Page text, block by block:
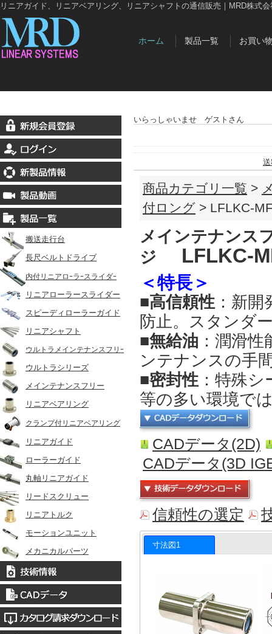
リニアガイド、リニアベアリング、リニアシャフトの通信販売｜MRD株式会
ホーム 製品一覧 お買い
搬送走行台
長尺ベルトドライブ
内付リニアロｰラｰスライダｰ
リニアローラースライダー
スピーディローラーガイド
リニアシャフト
ウルトラメインテナンスフリｰ
ウルトラシリーズ
メインテナンスフリー
リニアベアリング
クランプ付リニアベアリング
リニアガイド
ローラーガイド
丸軸リニアガイド
リードスクリュー
リニアトルク
モーションユニット
メカニカルパーツ
いらっしゃいませ ゲストさん
商品カテゴリ一覧 >
付ロング > LFLKC-
メインテナンス
ジ
LFLKC-
＜特長＞
■高信頼性 ：新
防止。スタンダ
■無給油 ：潤滑
ンテナンスの手
■密封性 ：特殊
等の多い環境で
CADデータ(2D)
CADデータ(3D
信頼性の選定
寸法図1